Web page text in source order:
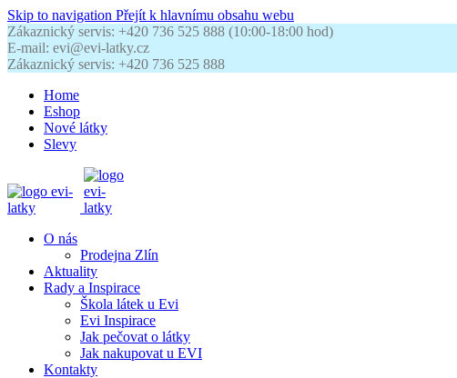
Skip to navigation Přejít k hlavnímu obsahu webu
Zákaznický servis: +420 736 525 888 (10:00-18:00 hod)
E-mail: evi@evi-latky.cz
Zákaznický servis: +420 736 525 888
Home
Eshop
Nové látky
Slevy
O nás
Prodejna Zlín
Aktuality
Rady a Inspirace
Škola látek u Evi
Evi Inspirace
Jak pečovat o látky
Jak nakupovat u EVI
Kontakty